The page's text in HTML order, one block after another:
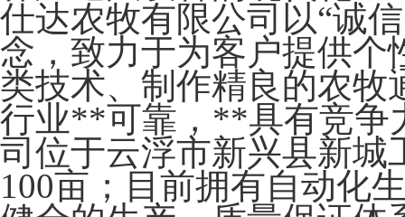
仕达农牧有限公司以“诚
念，致力于为客户提供
类技术、制作精良的农
行业**可靠，**具有竞争
司位于云浮市新兴县新城
100亩；目前拥有自动化